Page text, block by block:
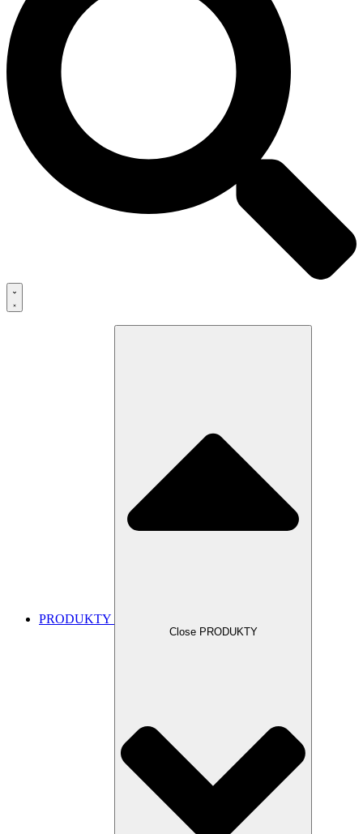
PRODUKTY
Close PRODUKTY